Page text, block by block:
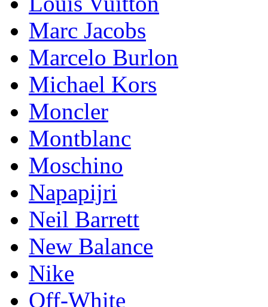
Marc Jacobs
Marcelo Burlon
Michael Kors
Mоnсlеr
Montblanc
Moschino
Napapijri
Neil Barrett
New Balance
Nike
Off-White